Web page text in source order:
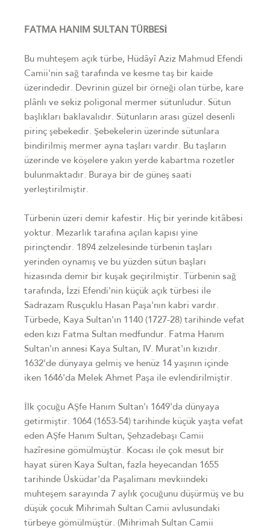
FATMA HANIM SULTAN TÜRBESİ
Bu muhteşem açık türbe, Hüdâyî Aziz Mahmud Efendi
Camii'nin sağ tarafında ve kesme taş bir kaide
üzerindedir. Devrinin güzel bir örneği olan türbe, kare
plânlı ve sekiz poligonal mermer sütunludur. Sütun
başlıkları baklavalıdır. Sütunların arası güzel desenli
pirinç şebekedir. Şebekelerin üzerinde sütunlara
bindirilmiş mermer ayna taşları vardır. Bu taşların
üzerinde ve köşelere yakın yerde kabartma rozetler
bulunmaktadır. Buraya bir de güneş saati
yerleştirilmiştir.
Türbenin üzeri demir kafestir. Hiç bir yerinde kitâbesi
yoktur. Mezarlık tarafına açılan kapısı yine
pirinçtendir. 1894 zelzelesinde türbenin taşları
yerinden oynamış ve bu yüzden sütun başları
hizasında demir bir kuşak geçirilmiştir. Türbenin sağ
tarafında, İzzi Efendi'nin küçük açık türbesi ile
Sadrazam Rusçuklu Hasan Paşa'nın kabri vardır.
Türbede, Kaya Sultan'ın 1140 (1727-28) tarihinde vefat
eden kızı Fatma Sultan medfundur. Fatma Hanım
Sultan'ın annesi Kaya Sultan, IV. Murat'ın kızıdır.
1632'de dünyaya gelmiş ve henüz 14 yaşının içinde
iken 1646'da Melek Ahmet Paşa ile evlendirilmiştir.
İlk çocuğu AŞfe Hanım Sultan'ı 1649'da dünyaya
getirmiştir. 1064 (1653-54) tarihinde küçük yaşta vefat
eden AŞfe Hanım Sultan, Şehzadebaşı Camii
hazîresine gömülmüştür. Kocası ile çok mesut bir
hayat süren Kaya Sultan, fazla heyecandan 1655
tarihinde Üsküdar'da Paşalimanı mevkiindeki
muhteşem sarayında 7 aylık çocuğunu düşürmüş ve bu
düşük çocuk Mihrimah Sultan Camii avlusundaki
türbeye gömülmüştür. (Mihrimah Sultan Camii